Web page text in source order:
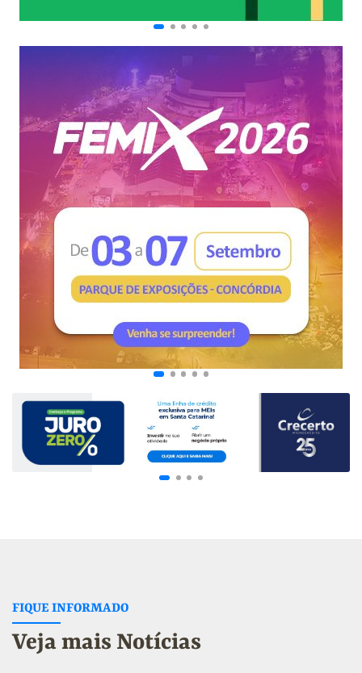
FIQUE INFORMADO
Veja mais Notícias